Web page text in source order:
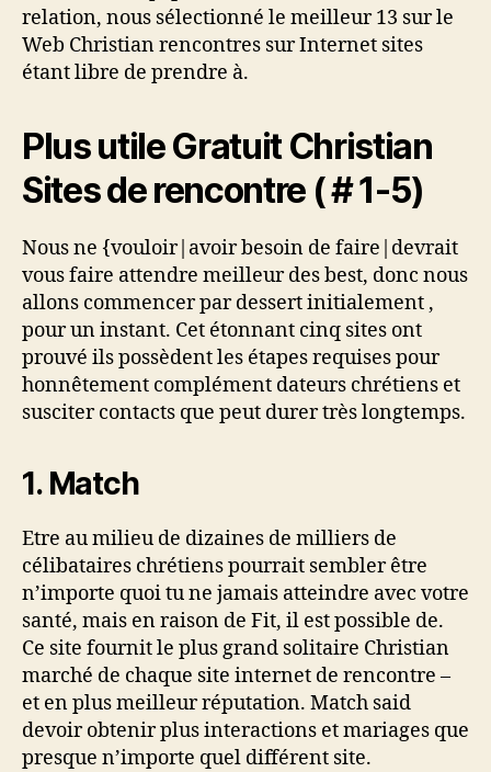
relation, nous sélectionné le meilleur 13 sur le
Web Christian rencontres sur Internet sites
étant libre de prendre à.
Plus utile Gratuit Christian
Sites de rencontre ( # 1-5)
Nous ne {vouloir|avoir besoin de faire|devrait
vous faire attendre meilleur des best, donc nous
allons commencer par dessert initialement ,
pour un instant. Cet étonnant cinq sites ont
prouvé ils possèdent les étapes requises pour
honnêtement complément dateurs chrétiens et
susciter contacts que peut durer très longtemps.
1. Match
Etre au milieu de dizaines de milliers de
célibataires chrétiens pourrait sembler être
n’importe quoi tu ne jamais atteindre avec votre
santé, mais en raison de Fit, il est possible de.
Ce site fournit le plus grand solitaire Christian
marché de chaque site internet de rencontre –
et en plus meilleur réputation. Match said
devoir obtenir plus interactions et mariages que
presque n’importe quel différent site.